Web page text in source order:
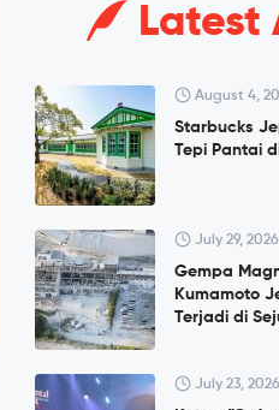
Latest
August 4,
Starbucks
Tepi Pantai
July 29, 2026
Gempa
Kumamoto
Terjadi di
July 23, 2026